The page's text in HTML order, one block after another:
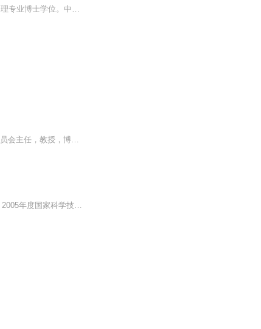
刁训刚，1965年3月出生，北京航空航天大学教授，博导。1997年毕业于兰州大学，获凝聚态物理专业博士学位。中国能源学会理事。目前研究方向为电致变色器件和透明导电薄膜。先后在以下大学或研究所学习和工作：兰州大学物理系（1983-1987）、核工业部天津理化工程研究院（1987－1992）、清华大学工程物理系（1992－1994）、兰州大学（1994-1997）、巴西物理研究中心（1997－1999）、日本理化学研究所（1999－2001）、天津大学物理系（2001－2002）...
李尚志，男，1947年6月29日出生于四川内江市。北京航空航天大学数学与系统科学学院学术委员会主任，教授，博士生导师。...
蒋持平，北京航空航天大学教授、博士生导师，材料力学课程责任教授，《力学与实践》主编，2005年度国家科学技术奖评审专家。...